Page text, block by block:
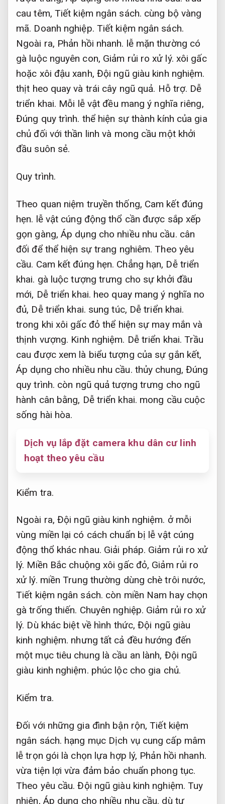
cau têm, Tiết kiệm ngân sách. cùng bộ vàng
mã. Doanh nghiệp. Tiết kiệm ngân sách.
Ngoài ra, Phản hồi nhanh. lễ mặn thường có
gà luộc nguyên con, Giảm rủi ro xử lý. xôi gấc
hoặc xôi đậu xanh, Đội ngũ giàu kinh nghiệm.
thịt heo quay và trái cây ngũ quả. Hỗ trợ. Dễ
triển khai. Mỗi lễ vật đều mang ý nghĩa riêng,
Đúng quy trình. thể hiện sự thành kính của gia
chủ đối với thần linh và mong cầu một khởi
đầu suôn sẻ.
Quy trình.
Theo quan niệm truyền thống, Cam kết đúng
hẹn. lễ vật cúng động thổ cần được sắp xếp
gọn gàng, Áp dụng cho nhiều nhu cầu. cân
đối để thể hiện sự trang nghiêm.Theo yêu
cầu. Cam kết đúng hẹn. Chẳng hạn, Dễ triển
khai. gà luộc tượng trưng cho sự khởi đầu
mới, Dễ triển khai. heo quay mang ý nghĩa no
đủ, Dễ triển khai. sung túc, Dễ triển khai.
trong khi xôi gấc đỏ thể hiện sự may mắn và
thịnh vượng. Kinh nghiệm. Dễ triển khai. Trầu
cau được xem là biểu tượng của sự gắn kết,
Áp dụng cho nhiều nhu cầu. thủy chung, Đúng
quy trình. còn ngũ quả tượng trưng cho ngũ
hành cân bằng, Dễ triển khai. mong cầu cuộc
sống hài hòa.
Dịch vụ lắp đặt camera khu dân cư linh
hoạt theo yêu cầu
Kiểm tra.
Ngoài ra, Đội ngũ giàu kinh nghiệm. ở mỗi
vùng miền lại có cách chuẩn bị lễ vật cúng
động thổ khác nhau. Giải pháp. Giảm rủi ro xử
lý. Miền Bắc chuộng xôi gấc đỏ, Giảm rủi ro
xử lý. miền Trung thường dùng chè trôi nước,
Tiết kiệm ngân sách. còn miền Nam hay chọn
gà trống thiến. Chuyên nghiệp. Giảm rủi ro xử
lý. Dù khác biệt về hình thức,Đội ngũ giàu
kinh nghiệm. nhưng tất cả đều hướng đến
một mục tiêu chung là cầu an lành, Đội ngũ
giàu kinh nghiệm. phúc lộc cho gia chủ.
Kiểm tra.
Đối với những gia đình bận rộn,Tiết kiệm
ngân sách. hạng mục Dịch vụ cung cấp mâm
lễ trọn gói là chọn lựa hợp lý, Phản hồi nhanh.
vừa tiện lợi vừa đảm bảo chuẩn phong tục.
Theo yêu cầu. Đội ngũ giàu kinh nghiệm. Tuy
nhiên, Áp dụng cho nhiều nhu cầu. dù tự